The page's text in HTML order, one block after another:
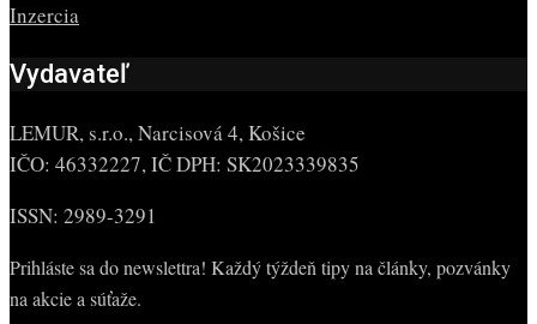
Inzercia
Vydavateľ
LEMUR, s.r.o., Narcisová 4, Košice
IČO: 46332227, IČ DPH: SK2023339835
ISSN: 2989-3291
Prihláste sa do newslettra! Každý týždeň tipy na články, pozvánky
na akcie a súťaže.